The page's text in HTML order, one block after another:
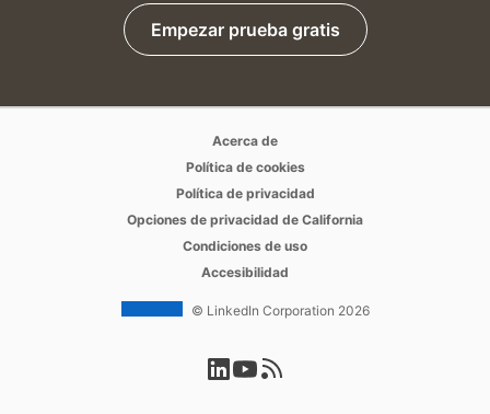
Empezar prueba gratis
opens in a new tab
Acerca de
Política de cookies
Política de privacidad
Opciones de privacidad de California
Condiciones de uso
Accesibilidad
© LinkedIn Corporation 2026
opens in a new tab
opens in a new tab
opens in a new tab